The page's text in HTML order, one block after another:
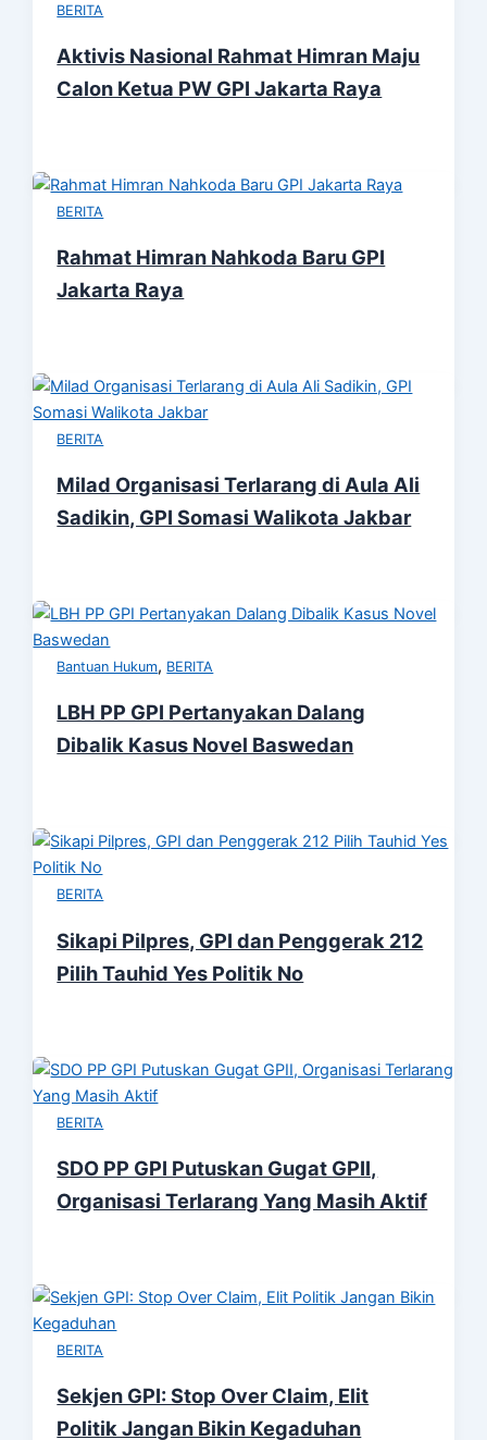
BERITA
Aktivis Nasional Rahmat Himran Maju
Calon Ketua PW GPI Jakarta Raya
BERITA
Rahmat Himran Nahkoda Baru GPI
Jakarta Raya
BERITA
Milad Organisasi Terlarang di Aula Ali
Sadikin, GPI Somasi Walikota Jakbar
Bantuan Hukum, BERITA
LBH PP GPI Pertanyakan Dalang
Dibalik Kasus Novel Baswedan
BERITA
Sikapi Pilpres, GPI dan Penggerak 212
Pilih Tauhid Yes Politik No
BERITA
SDO PP GPI Putuskan Gugat GPII,
Organisasi Terlarang Yang Masih Aktif
BERITA
Sekjen GPI: Stop Over Claim, Elit
Politik Jangan Bikin Kegaduhan